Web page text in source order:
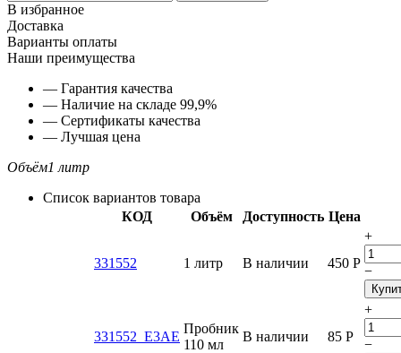
В избранное
Доставка
Варианты оплаты
Наши преимущества
— Гарантия качества
— Наличие на складе 99,9%
— Сертификаты качества
— Лучшая цена
Объём1 литр
Список вариантов товара
КОД
Объём Доступность Цена
331552 1 литр В наличии 450 Р
+
−
331552_E3AE
Пробник
110 мл
В наличии 85 Р
+
−